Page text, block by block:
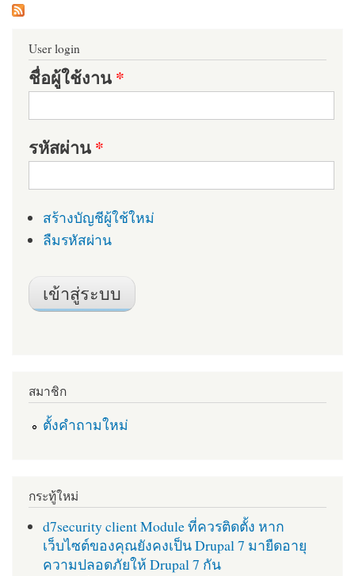
User login
ชื่อผู้ใช้งาน*
รหัสผ่าน*
สร้างบัญชีผู้ใช้ใหม่
ลืมรหัสผ่าน
สมาชิก
ตั้งคำถามใหม่
กระทู้ใหม่
d7security client Module ที่ควรติดตั้ง หาก
เว็บไซต์ของคุณยังคงเป็น Drupal 7 มายืดอายุ
ความปลอดภัยให้ Drupal 7 กัน